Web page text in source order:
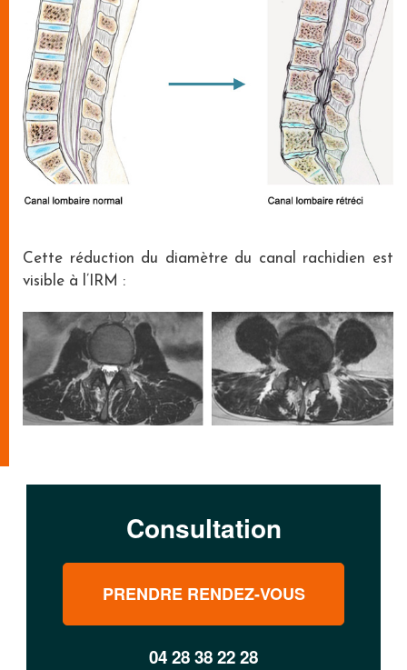
Cette réduction du diamètre du canal rachidien est
visible à l’IRM :
Consultation
PRENDRE RENDEZ-VOUS
04 28 38 22 28